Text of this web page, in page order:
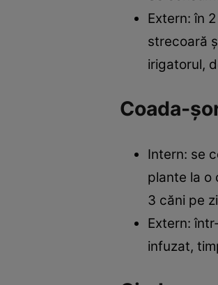
Extern: în
strecoară
irigatorul,
Coada-
Intern: se
plante la o
3 căni pe
Extern:
infuzat,